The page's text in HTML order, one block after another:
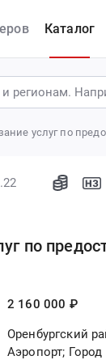
Каталог
услуг по
по
2 160 000 ₽
Оренбургский
Аэропорт;